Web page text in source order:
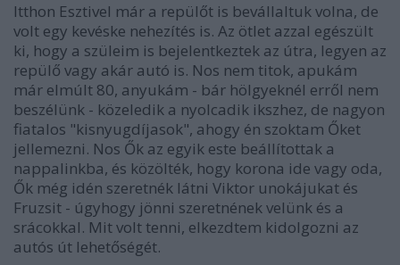
Itthon Esztivel már a repülőt is bevállaltuk volna, de
volt egy kevéske nehezítés is. Az ötlet azzal egészült
ki, hogy a szüleim is bejelentkeztek az útra, legyen az
repülő vagy akár autó is. Nos nem titok, apukám
már elmúlt 80, anyukám - bár hölgyeknél erről nem
beszélünk - közeledik a nyolcadik ikszhez, de nagyon
fiatalos "kisnyugdíjasok", ahogy én szoktam Őket
jellemezni. Nos Ők az egyik este beállítottak a
nappalinkba, és közölték, hogy korona ide vagy oda,
Ők még idén szeretnék látni Viktor unokájukat és
Fruzsit - úgyhogy jönni szeretnének velünk és a
srácokkal. Mit volt tenni, elkezdtem kidolgozni az
autós út lehetőségét.